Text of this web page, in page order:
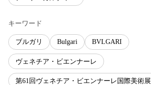
キーワード
ブルガリ Bulgari BVLGARI
ヴェネチア・ビエンナーレ
第61回ヴェネチア・ビエンナーレ国際美術展